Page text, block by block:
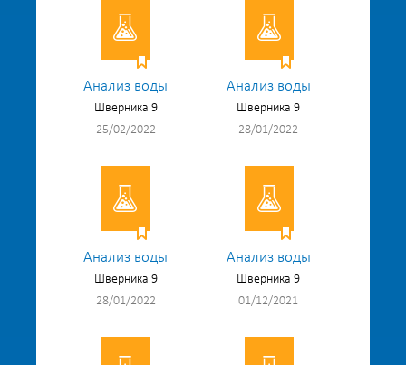
Анализ воды
Шверника 9
25/02/2022
Анализ воды
Шверника 9
28/01/2022
Анализ воды
Шверника 9
28/01/2022
Анализ воды
Шверника 9
01/12/2021